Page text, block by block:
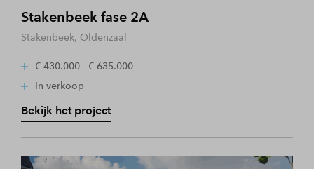
Stakenbeek fase 2A
Stakenbeek, Oldenzaal
€ 430.000 - € 635.000
In verkoop
Bekijk het project